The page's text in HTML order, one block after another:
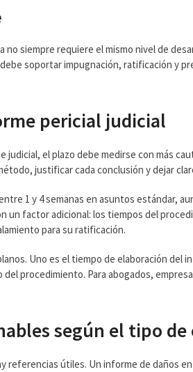
no siempre requiere el mismo nivel de
soportar impugnación, ratificación y
pericial judicial
judicial, el plazo debe medirse con más
justificar cada conclusión y dejar
1 y 4 semanas en asuntos estándar,
un factor adicional: los tiempos del
para su ratificación.
Uno es el tiempo de elaboración del
procedimiento. Para abogados,
según el tipo de
referencias útiles. Un informe de daños